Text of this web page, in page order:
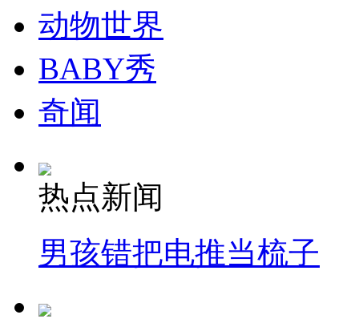
动物世界
BABY秀
奇闻
热点新闻
男孩错把电推当梳子